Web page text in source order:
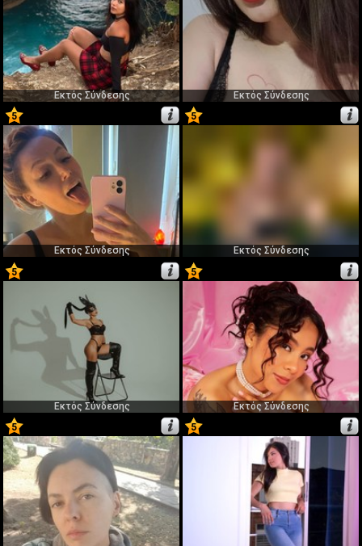
Εκτός Σύνδεσης
Εκτός Σύνδεσης
5
65
Εκτός Σύνδεσης
5
Εκτός Σύνδεσης
5
Εκτός Σύνδεσης
5
Εκτός Σύνδεσης
5
69
5